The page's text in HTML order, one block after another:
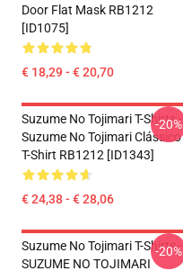
Door Flat Mask RB1212
[ID1075]
€ 18,29 - € 20,70
Suzume No Tojimari T-Shirts -
Suzume No Tojimari Clássico
T-Shirt RB1212 [ID1343]
€ 24,38 - € 28,06
-20%
Suzume No Tojimari T-Shirts -
SUZUME NO TOJIMARI
-20%